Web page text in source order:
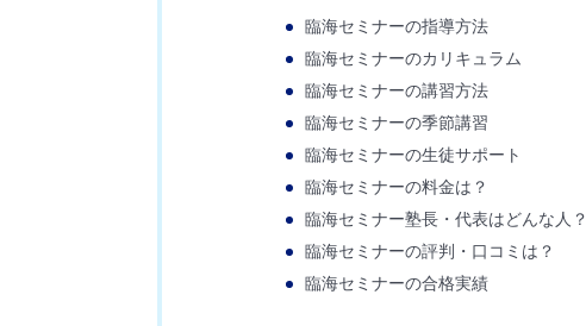
臨海セミナーの指導方法
臨海セミナーのカリキュラム
臨海セミナーの講習方法
臨海セミナーの季節講習
臨海セミナーの生徒サポート
臨海セミナーの料金は？
臨海セミナー塾長・代表はどんな人？
臨海セミナーの評判・口コミは？
臨海セミナーの合格実績